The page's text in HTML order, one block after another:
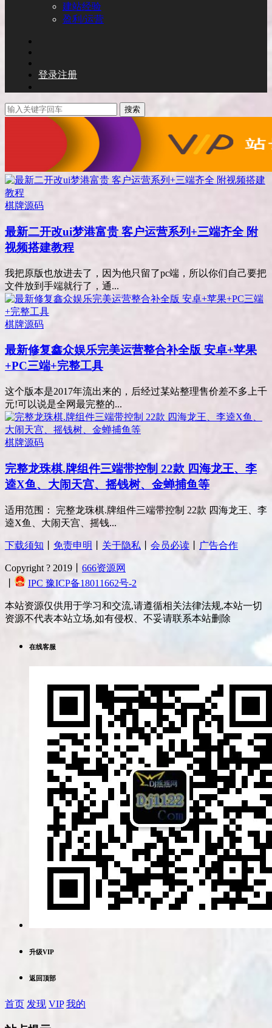
建站经验
盈利/运营
登录注册
搜索
棋牌源码
最新二开改ui梦港富贵 客户运营系列+三端齐全 附
视频搭建教程
我把原版也放进去了，因为他只留了pc端，所以你们自己要把
文件放到手端就行了，通...
棋牌源码
最新修复鑫众娱乐完美运营整合补全版 安卓+苹果
+PC三端+完整工具
这个版本是2017年流出来的，后经过某站整理售价差不多上千
元!可以说是全网最完整的...
棋牌源码
完整龙珠棋.牌组件三端带控制 22款 四海龙王、李
逵X鱼、大闹天宫、摇钱树、金蝉捕鱼等
适用范围： 完整龙珠棋.牌组件三端带控制 22款 四海龙王、李
逵X鱼、大闹天宫、摇钱...
下载须知 免责申明 关于隐私 会员必读 广告合作
Copyright ? 2019丨 666资源网
IPC 豫ICP备18011662号-2
本站资源仅供用于学习和交流,请遵循相关法律法规,本站一切
资源不代表本站立场,如有侵权、不妥请联系本站删除
在线客服
升级VIP
返回顶部
首页 发现 VIP 我的